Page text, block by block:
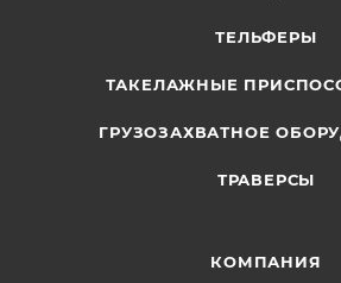
ТЕЛЬФЕРЫ
ТАКЕЛАЖНЫЕ
ГРУЗОЗАХВАТНОЕ
ТРАВЕРСЫ
КОМПАНИЯ